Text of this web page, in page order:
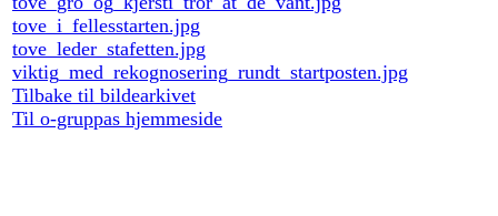
tove_i_fellesstarten.jpg
tove_leder_stafetten.jpg
viktig_med_rekognosering_rundt_startposten.jpg
Tilbake til bildearkivet
Til o-gruppas hjemmeside